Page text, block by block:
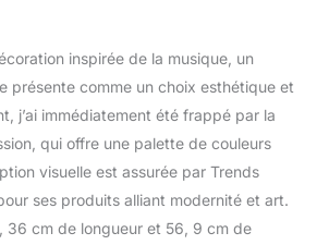
en valeur l'art et
compléter n'importe
quelle décoration de
pièce La construction
légère et facile à
accrocher permet une
installation rapide de
cette affiche encadrée en
inspirée de la musique, un
présente comme un choix esthétique et
j’ai immédiatement été frappé par la
qui offre une palette de couleurs
visuelle est assurée par Trends
ses produits alliant modernité et art.
36 cm de longueur et 56, 9 cm de